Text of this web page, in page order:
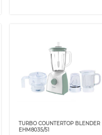
TURBO COUNTERTOP BLENDER
EHM8035/51